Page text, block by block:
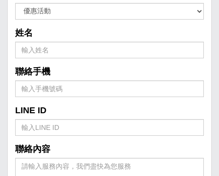
姓名
聯絡手機
LINE ID
聯絡內容